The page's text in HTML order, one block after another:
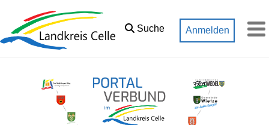
Zum Hauptinhalt springen
Suche
Anmelden